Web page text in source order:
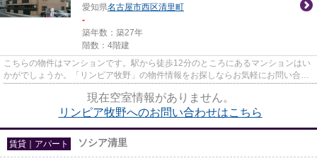
愛知県名古屋市西区清里町
-
築年数：築27年
階数：4階建
こちらの物件はマンションです。駅から徒歩12分のところにあるマンションはい
かがでしょうか。「リンピア牧野」の物件情報をお探しならお気軽にお問い合わ
現在空室情報がありません。
リンピア牧野へのお問い合わせはこちら
賃貸｜アパート ソシア清里